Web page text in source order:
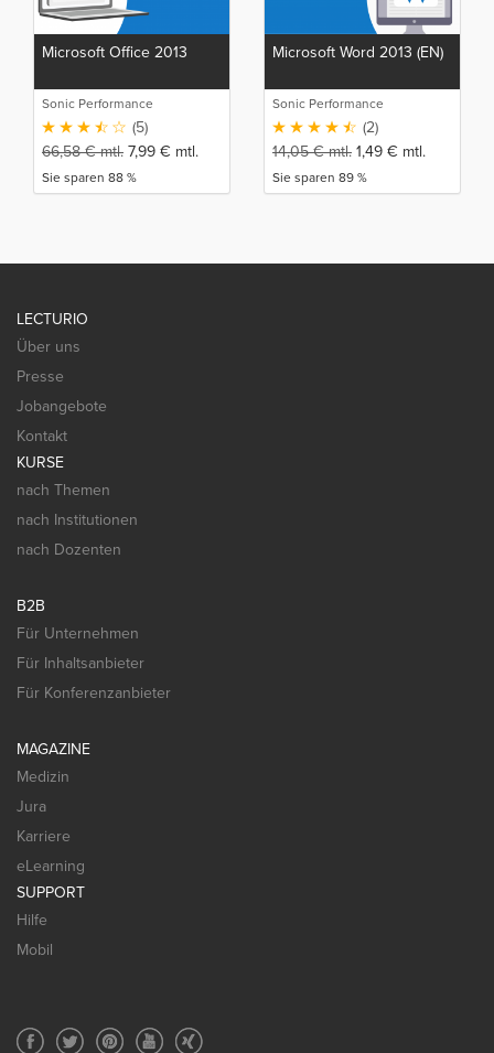
Microsoft Office 2013
Sonic Performance
(5)
66,58€mtl. 7,99 € mtl.
Sie sparen 88 %
Microsoft Word 2013 (EN)
Sonic Performance
(2)
14,05€mtl. 1,49 € mtl.
Sie sparen 89 %
LECTURIO
Über uns
Presse
Jobangebote
Kontakt
KURSE
nach Themen
nach Institutionen
nach Dozenten
B2B
Für Unternehmen
Für Inhaltsanbieter
Für Konferenzanbieter
MAGAZINE
Medizin
Jura
Karriere
eLearning
SUPPORT
Hilfe
Mobil